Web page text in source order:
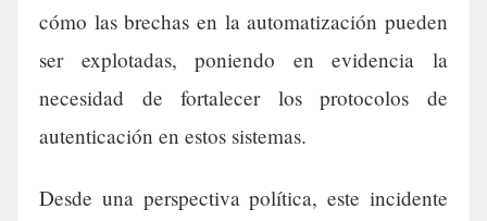
cómo las brechas en la automatización pueden
ser explotadas, poniendo en evidencia la
necesidad de fortalecer los protocolos de
autenticación en estos sistemas.
Desde una perspectiva política, este incidente